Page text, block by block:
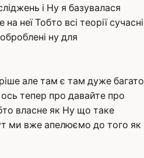
і Ну я базувалася
неї Тобто всі теорії сучасні
ну для
але там є там дуже багато
ось тепер про давайте про
власне як Ну що таке
ми вже апелюємо до того як